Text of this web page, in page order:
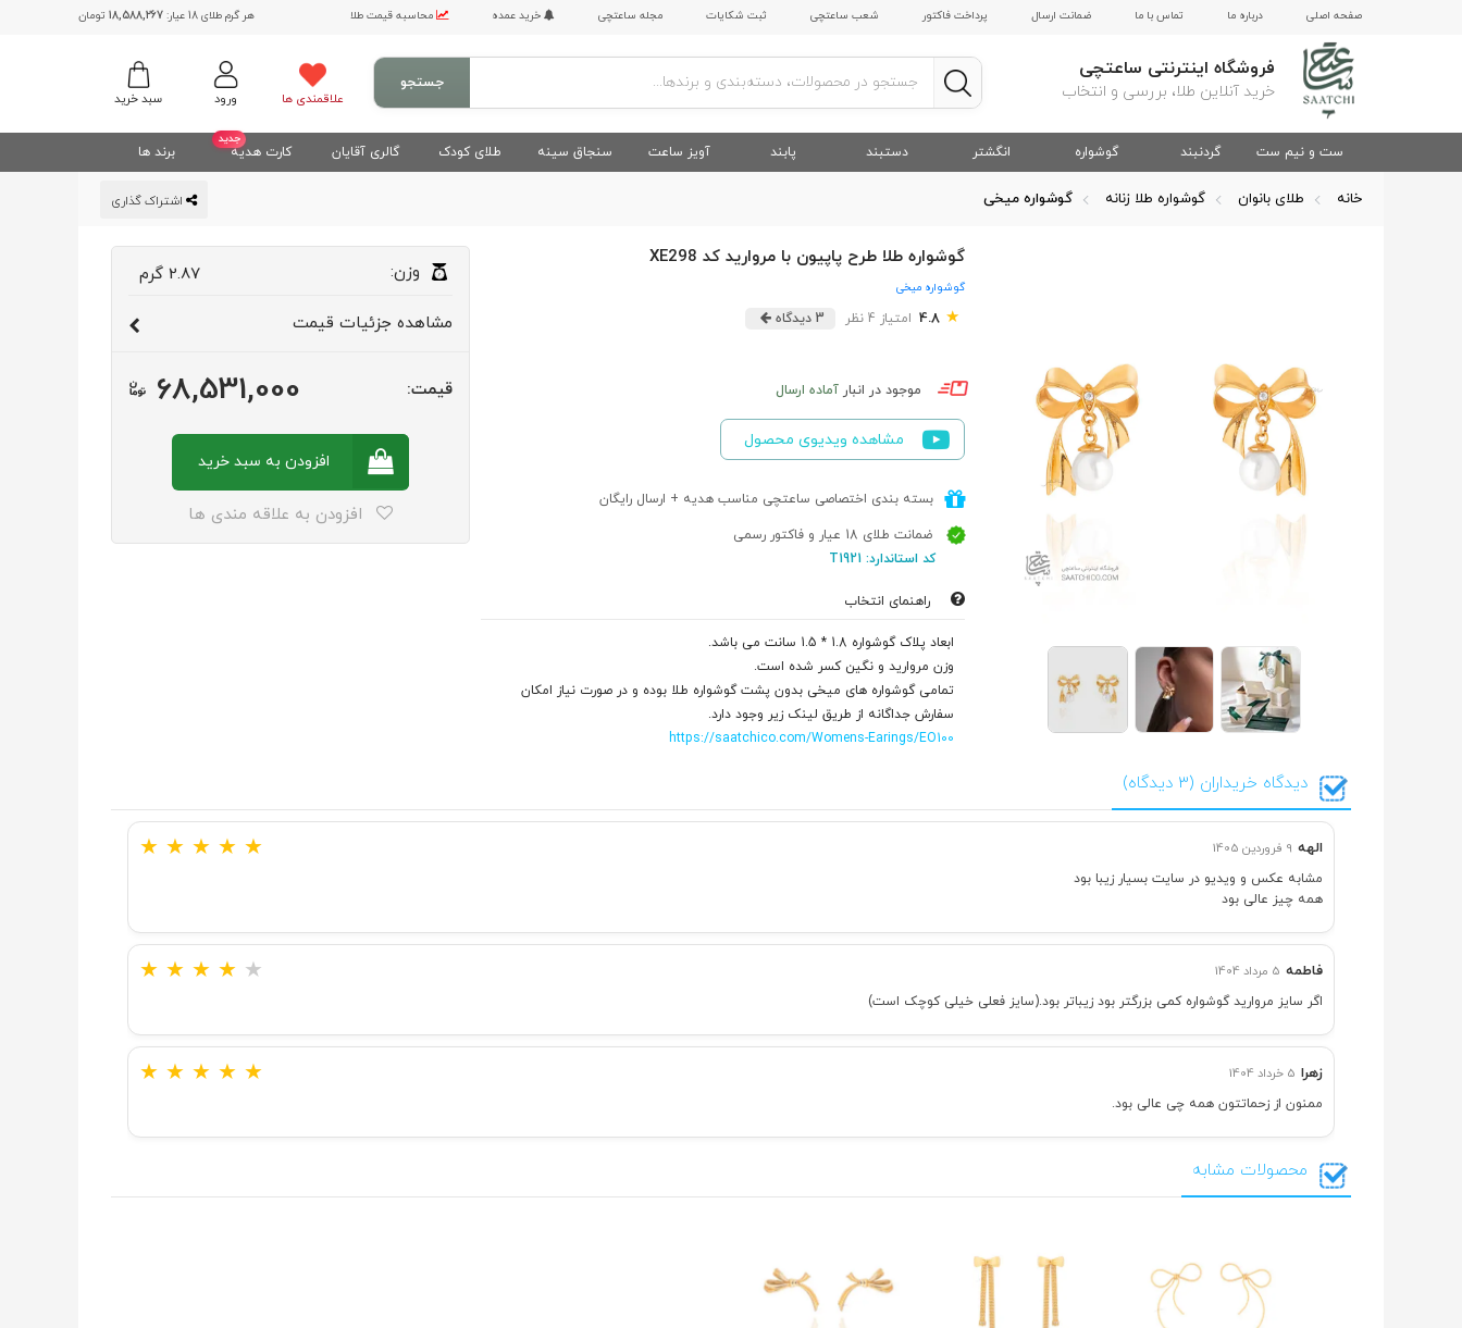
صفحه اصلی درباره ما تماس با ما ضمانت ارسال پرداخت فاکتور شعب ساعتچی ثبت شکایات مجله ساعتچی خرید عمده محاسبه قیمت طلا هر گرم طلای 18 عیار: 18,588,267 تومان
فروشگاه اینترنتی ساعتچی
خرید آنلاین طلا، بررسی و انتخاب سبد خرید ورود علاقمندی ها
جستجو
ست و نیم ست گردنبند گوشواره انگشتر دستبند پابند آویز ساعت سنجاق سینه طلای کودک گالری آقایان
جدید
کارت هدیه برند ها
خانه طلای بانوان گوشواره طلا زنانه گوشواره میخی
گوشواره طلا طرح پاپیون با مروارید کد XE298
گوشواره میخی
★
4.8 امتیاز 4 نظر 3 دیدگاه
موجود در انبار آماده ارسال
مشاهده ویدیوی محصول
بسته بندی اختصاصی ساعتچی مناسب هدیه + ارسال رایگان
ضمانت طلای 18 عیار و فاکتور رسمی
کد استاندارد: T1921
راهنمای انتخاب
ابعاد پلاک گوشواره 1.8 * 1.5 سانت می باشد.
وزن مروارید و نگین کسر شده است.
تمامی گوشواره های میخی بدون پشت گوشواره طلا بوده و در صورت نیاز امکان
سفارش جداگانه از طریق لینک زیر وجود دارد.
https://saatchico.com/Womens-Earings/EO100
وزن: 2.87 گرم
مشاهده جزئیات قیمت
قیمت: 68,531,000
افزودن به سبدخرید
افزودن به علاقه مندی ها
دیدگاه خریداران (3 دیدگاه)
الهه 9 فروردین 1405 ★ ★ ★ ★ ★
مشابه عکس و ویدیو در سایت بسیار زیبا بود
همه چیز عالی بود
فاطمه 5 مرداد 1404 ★ ★ ★ ★ ★
اگر سایز مروارید گوشواره کمی بزرگتر بود زیباتر بود.(سایز فعلی خیلی کوچک است)
زهرا 5 خرداد 1404 ★ ★ ★ ★ ★
ممنون از زحماتتون همه چی عالی بود.
محصولات مشابه